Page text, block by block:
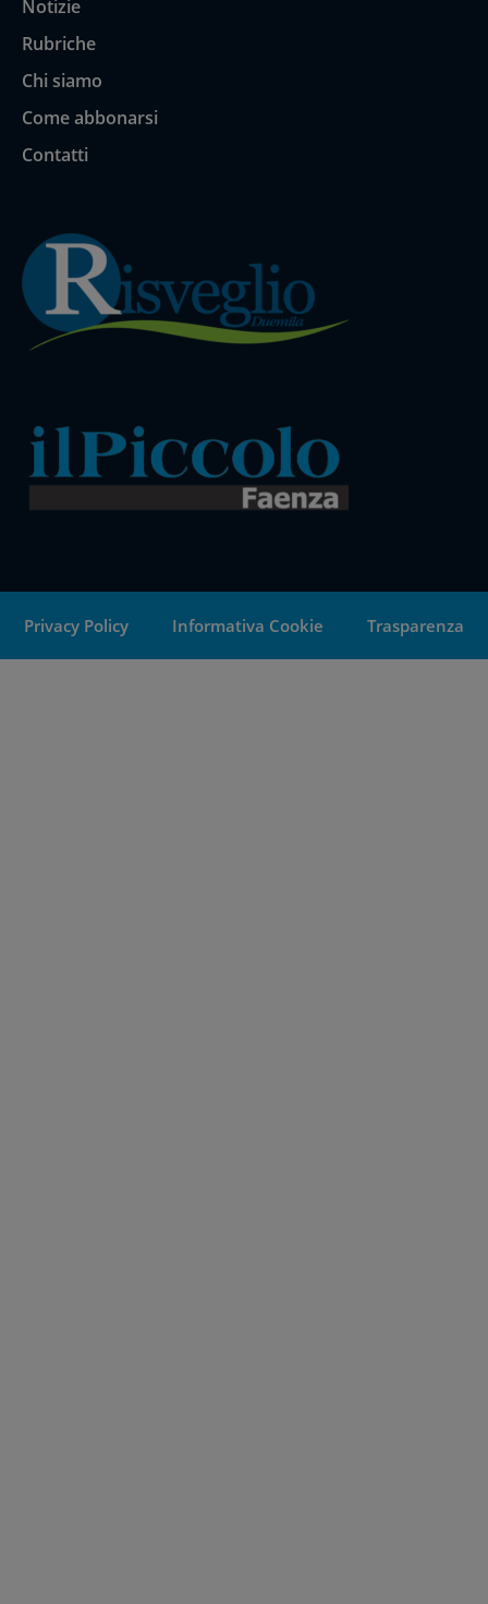
Notizie
Rubriche
Chi siamo
Come abbonarsi
Contatti
Privacy Policy Informativa Cookie Trasparenza